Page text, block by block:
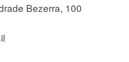
Bezerra, 100